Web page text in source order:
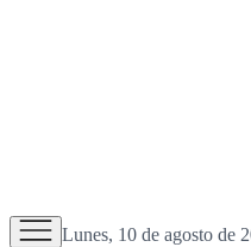
Lunes, 10 de agosto de